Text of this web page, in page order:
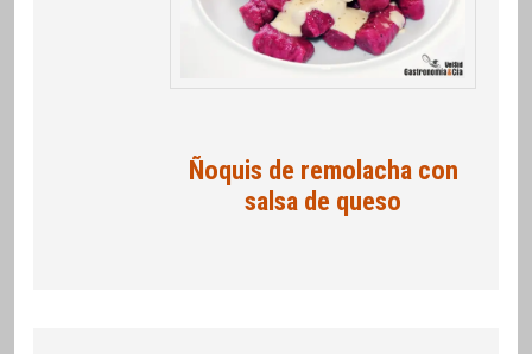
Ñoquis de remolacha con
salsa de queso